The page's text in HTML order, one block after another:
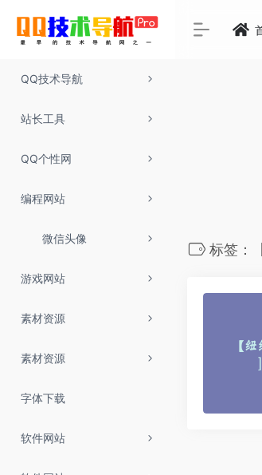
QQ技术导航
站长工具
QQ个性网
编程网站
微信头像
游戏网站
素材资源
素材资源
字体下载
软件网站
标签：